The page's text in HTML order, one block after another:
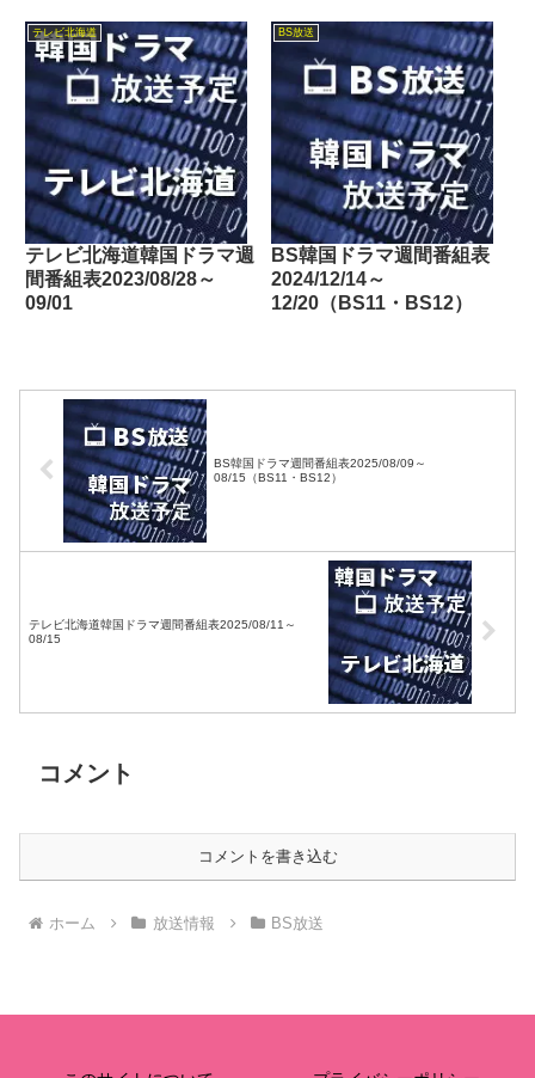
東・BSフジ）
テレビ北海道
テレビ北海道韓国ドラマ週
間番組表2023/08/28～
09/01
BS放送
BS韓国ドラマ週間番組表
2024/12/14～
12/20（BS11・BS12）
BS韓国ドラマ週間番組表2025/08/09～
08/15（BS11・BS12）
テレビ北海道韓国ドラマ週間番組表2025/08/11～
08/15
コメント
コメントを書き込む
ホーム 放送情報 BS放送